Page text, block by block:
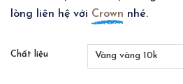
lòng liên hệ với Crown nhé.
Chất liệu